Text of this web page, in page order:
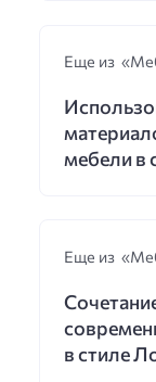
Еще из
мебели в
Еще из
в стиле